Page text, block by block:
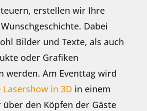
erstellen wir Ihre
Dabei
Bilder und Texte, als auch
oder Grafiken
werden. Am Eventtag wird
Lasershow in 3D in einem
den Köpfen der Gäste